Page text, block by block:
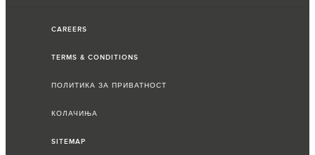
CAREERS
TERMS & CONDITIONS
ПОЛИТИКА ЗА ПРИВАТНОСТ
КОЛАЧИЊА
SITEMAP